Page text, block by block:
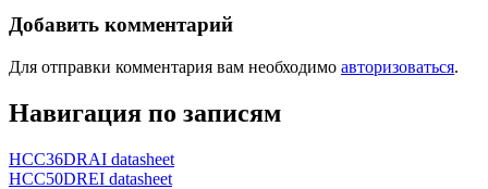
Добавить комментарий
Для отправки комментария вам необходимо авторизоваться.
Навигация по записям
HCC36DRAI datasheet
HCC50DREI datasheet